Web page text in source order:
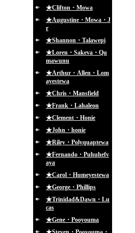
★Clifton・Mowa
★Augustine・Mowa・J
r
★Shannon・Talawepi
★Loren・Sakeva・Qu
mawunu
★Arthur・Allen・Lom
ayestewa
★Chris・Mansfield
★Frank・Lahaleon
★Clement・Honie
★John・honie
★Riley・Polyquaptewa
★Fernando・Puhuhefv
aya
★Carol・Humeyestewa
★George・Phillips
★Trinidad&Dawn・Lu
cas
★Gene・Pooyouma